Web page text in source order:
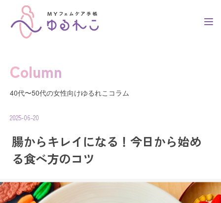
トップ
簡単3ステップ
利用者の声
Column
40代〜50代の女性向けゆるれこコラム
2025-06-20
腸からキレイになる！今日から始め
る食べ方のコツ